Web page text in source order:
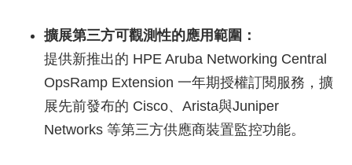
擴展第三方可觀測性的應用範圍：
提供新推出的 HPE Aruba Networking Central
OpsRamp Extension 一年期授權訂閱服務，擴
展先前發布的 Cisco、Arista與Juniper
Networks 等第三方供應商裝置監控功能。